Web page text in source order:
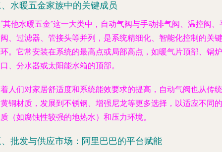
水暖五金家族中的关键成员
其他水暖五金”这一大类中，自动气阀与手动排气阀、温控阀、
、过滤器、管接头等并列，是系统精细化、智能化控制的关键
。它常安装在系统的最高点或局部高点，如暖气片顶部、锅炉
、分水器或太阳能水箱的顶部。
人们对家居舒适度和系统能效要求的提高，自动气阀也从传统
铜材质，发展到不锈钢、增强尼龙等更多选择，以适应不同的
（如腐蚀性较强的地热水）和压力环境。
批发与供应市场：阿里巴巴的平台赋能